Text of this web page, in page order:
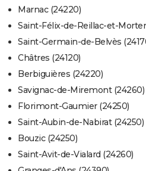
Marnac (24220)
Saint-Félix-de-Reillac-et-
Saint-Germain-de-Belvès
Châtres (24120)
Berbiguières (24220)
Savignac-de-Miremont (24260)
Florimont-Gaumier (24250)
Saint-Aubin-de-Nabirat (24250)
Bouzic (24250)
Saint-Avit-de-Vialard (24260)